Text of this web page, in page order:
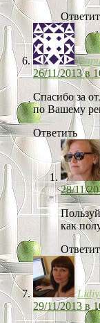
26/11/2013 в
Спасибо за
по Вашему
Ответить
28/11/
как
29/11/2013 в